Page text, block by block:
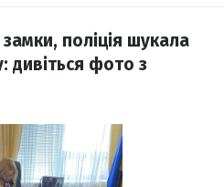
поліція шукала
дивіться фото з